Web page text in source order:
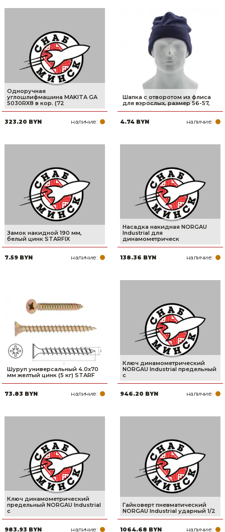
Одноручная
углошлифмашина MAKITA GA
5030RX8 в кор. (72
323.20 BYN наличие:
Шапка с отворотом из флиса
для взрослых, размер 56-57,
4.74 BYN наличие:
Замок накидной 190 мм,
белый цинк STARFIX
7.59 BYN наличие:
Насадка накидная NORGAU
Industrial для
динамометрическ
138.36 BYN наличие:
Шуруп универсальный 4.0х70
мм желтый цинк (5 кг) STARF
73.83 BYN наличие:
Ключ динамометрический
NORGAU Industrial предельный
с
946.20 BYN наличие:
Ключ динамометрический
предельный NORGAU Industrial
с
983.93 BYN наличие:
Гайковерт пневматический
NORGAU Industrial ударный 1/2
1064.68 BYN наличие: